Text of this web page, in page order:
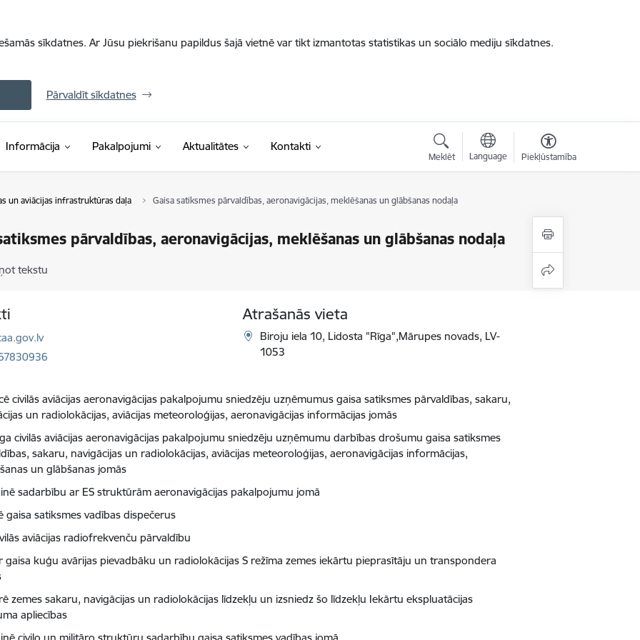
sīkdatnes. Ar Jūsu piekrišanu papildus šajā vietnē var tikt izmantotas statistikas un sociālo mediju sīkdatnes.
Pārvaldīt sīkdatnes
Informācija Pakalpojumi Aktualitātes Kontakti
Meklēt Language Piekļūstamība
un aviācijas infrastruktūras daļa Gaisa satiksmes pārvaldības, aeronavigācijas, meklēšanas un glābšanas nodaļa
pārvaldības, aeronavigācijas, meklēšanas un glābšanas nodaļa
tekstu
Atrašanās vieta
Biroju iela 10, Lidosta "Rīga",Mārupes novads, LV-
1053
civilās aviācijas aeronavigācijas pakalpojumu sniedzēju uzņēmumus gaisa satiksmes pārvaldības, sakaru,
un radiolokācijas, aviācijas meteoroloģijas, aeronavigācijas informācijas jomās
civilās aviācijas aeronavigācijas pakalpojumu sniedzēju uzņēmumu darbības drošumu gaisa satiksmes
sakaru, navigācijas un radiolokācijas, aviācijas meteoroloģijas, aeronavigācijas informācijas,
un glābšanas jomās
sadarbību ar ES struktūrām aeronavigācijas pakalpojumu jomā
gaisa satiksmes vadības dispečerus
aviācijas radiofrekvenču pārvaldību
gaisa kuģu avārijas pievadbāku un radiolokācijas S režīma zemes iekārtu pieprasītāju un transpondera
zemes sakaru, navigācijas un radiolokācijas līdzekļu un izsniedz šo līdzekļu Iekārtu ekspluatācijas
apliecības